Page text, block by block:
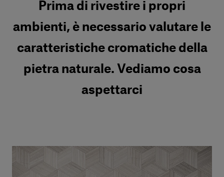
Prima di rivestire i propri
ambienti, è necessario valutare le
caratteristiche cromatiche della
pietra naturale. Vediamo cosa
aspettarci